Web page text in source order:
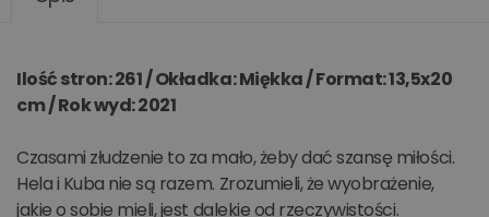
Ilość stron: 261 / Okładka: Miękka / Format: 13,5x20
cm / Rok wyd: 2021
Czasami złudzenie to za mało, żeby dać szansę miłości.
Hela i Kuba nie są razem. Zrozumieli, że wyobrażenie,
jakie o sobie mieli, jest dalekie od rzeczywistości.